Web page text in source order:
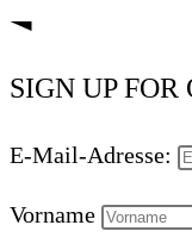
SIGN UP
E-Mail-Adresse:
Vorname